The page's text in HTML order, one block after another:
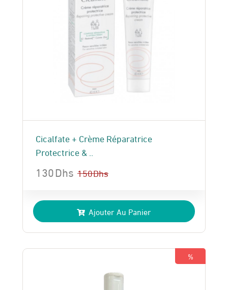
Cicalfate + Crème Réparatrice
Protectrice & ..
150Dhs
prix
initial
était :
150 Dhs.
130Dhs
prix
actuel
est :
130 Dhs.
Ajouter Au Panier
%